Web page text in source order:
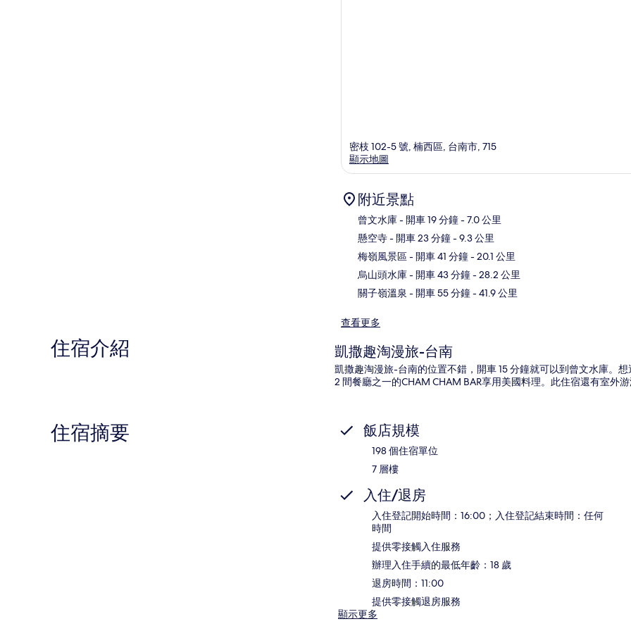
密枝 102-5 號, 楠西區, 台南市, 715
顯示地圖
附近景點
曾文水庫- 開車 19 分鐘- 7.0 公里
懸空寺- 開車 23 分鐘- 9.3 公里
梅嶺風景區- 開車 41 分鐘- 20.1 公里
烏山頭水庫- 開車 43 分鐘- 28.2 公里
關子嶺溫泉 - 開車 55 分鐘- 41.9 公里
查看更多
住宿介紹 凱撒趣淘漫旅-台南
凱撒趣淘漫旅-台南的位置不錯，開車 15 分鐘就可以到曾文水庫。
2 間餐廳之一的CHAM CHAM BAR享用美國料理。此住宿還有室外
住宿摘要 飯店規模
198 個住宿單位
7 層樓
入住/退房
入住登記開始時間：16:00；入住登記結束時間：任何
時間
提供零接觸入住服務
辦理入住手續的最低年齡：18 歲
退房時間：11:00
提供零接觸退房服務
顯示更多